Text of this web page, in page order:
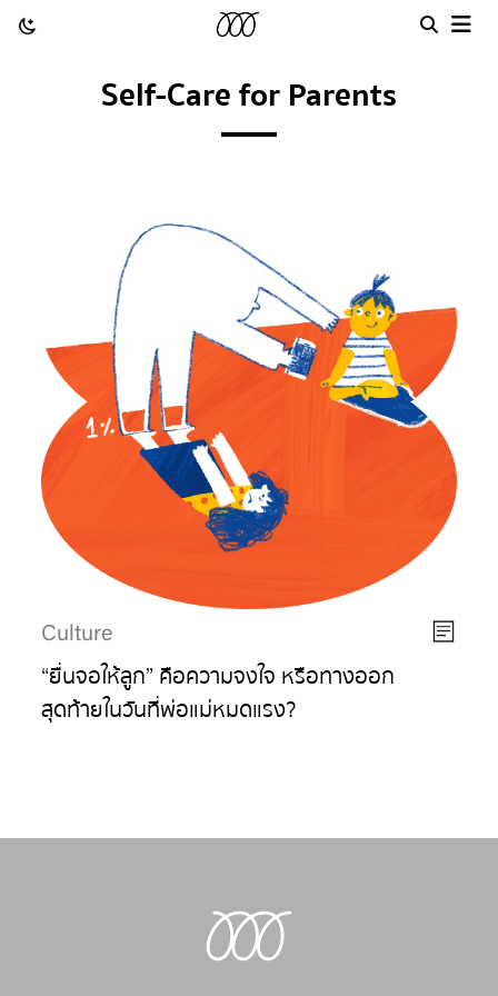
Self-Care for Parents
Culture
“ยื่นจอให้ลูก” คือความจงใจ หรือทางออก
สุดท้ายในวันที่พ่อแม่หมดแรง?